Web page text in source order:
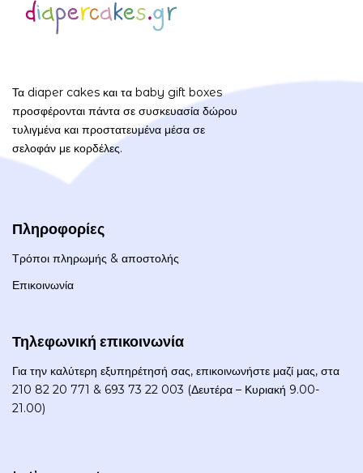
Τα diaper cakes και τα baby gift boxes
προσφέρονται πάντα σε συσκευασία δώρου
τυλιγμένα και προστατευμένα μέσα σε
σελοφάν με κορδέλες.
Πληροφορίες
Τρόποι πληρωμής & αποστολής
Επικοινωνία
Τηλεφωνική επικοινωνία
Για την καλύτερη εξυπηρέτησή σας, επικοινωνήστε μαζί μας, στα
210 82 20 771 & 693 73 22 003 (Δευτέρα – Κυριακή 9.00-
21.00)